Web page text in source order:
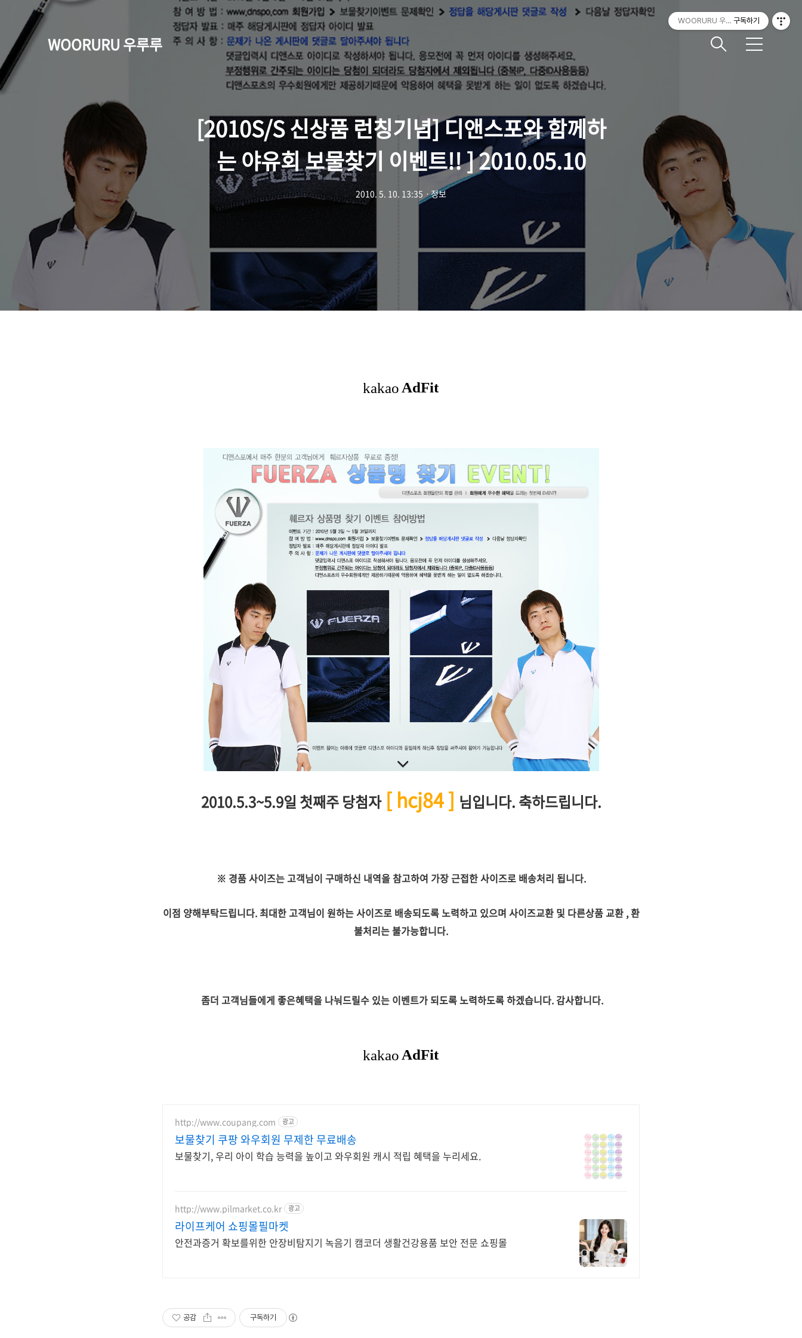
WOORURU 우루루 메
[2010S/S 신상품 런칭기념] 디앤스포와 함께하
는 야유회 보물찾기 이벤트!! ] 2010.05.10
2010. 5. 10. 13:35 ㆍ정보
2010.5.3~5.9일 첫째주 당첨자[ hcj84 ] 님입니다. 축하드립니다.
※ 경품 사이즈는 고객님이 구매하신 내역을 참고하여 가장 근접한 사이즈로 배송처리 됩니다.
이점 양해부탁드립니다. 최대한 고객님이 원하는 사이즈로 배송되도록 노력하고 있으며 사이즈교환 및 다른상품 교환 , 환
불처리는 불가능합니다.
좀더 고객님들에게 좋은혜택을 나눠드릴수 있는 이벤트가 되도록 노력하도록 하겠습니다. 감사합니다.
http://www.coupang.com 광고
보물찾기 쿠팡 와우회원 무제한 무료배송
보물찾기, 우리 아이 학습 능력을 높이고 와우회원 캐시 적립 혜택을 누리세요.
http://www.pilmarket.co.kr 광고
라이프케어 쇼핑몰필마켓
안전과증거 확보를위한 안장비탐지기 녹음기 캠코더 생활건강용품 보안 전문 쇼핑몰
공감 구독하기
WOORURU 우루루구독하기